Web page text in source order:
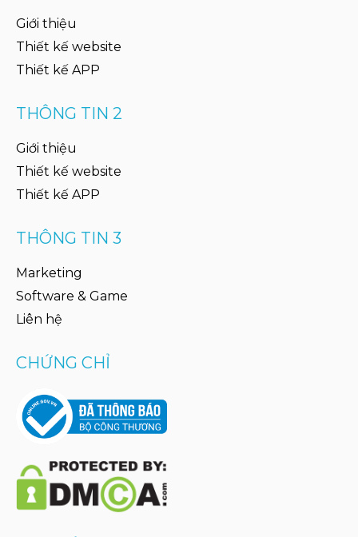
Giới thiệu
Thiết kế website
Thiết kế APP
THÔNG TIN 2
Giới thiệu
Thiết kế website
Thiết kế APP
THÔNG TIN 3
Marketing
Software & Game
Liên hệ
CHỨNG CHỈ